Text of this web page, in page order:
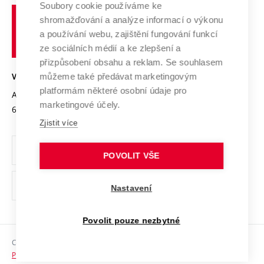
Výzkumné infrastruktury
Transfer znalostí
Open Science
Projekty
Projekty ze strukturálních fondů
Specifický výzkum
Spolupráce se školami
Služby univerzity
Mezinárodní dohody
Univerzitní sítě
Udržitelná univerzita
Podnikavá univerzita / ContriBUTe
Bezpečná univerzita
Vyznamenání
Organizační struktura
Ochrana osobních údajů
odkaz)
Sociální bezpečí
učení
technické
VYSOKÉ UČENÍ TECHNICKÉ V BRNĚ
Antonínská 548/1
602 00 Brno
www.vut.cz
vut@vutbr.cz
Copyright © 2026 VUT
Prohlášení o přístupnosti
Soubory cookie používáme ke
shromažďování a analýze informací o výkonu
a používání webu, zajištění fungování funkcí
ze sociálních médií a ke zlepšení a
přizpůsobení obsahu a reklam. Se souhlasem
můžeme také předávat marketingovým
platformám některé osobní údaje pro
marketingové účely.
Zjistit více
POVOLIT VŠE
Nastavení
Povolit pouze nezbytné